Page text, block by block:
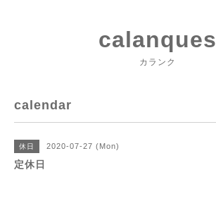
calanques
カランク
calendar
休日 2020-07-27 (Mon)
定休日